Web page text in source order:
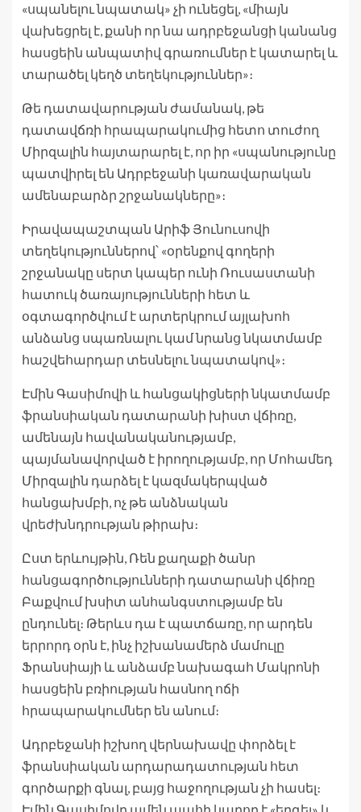
«սպանելու նպատակ» չի ունեցել, «միայն
վախեցրել է, քանի որ նա ադրբեջանցի կանանց
հասցեին անպատիվ գրառումներ է կատարել և
տարածել կեղծ տեղեկություններ»։
Թե դատավարության ժամանակ, թե
դատավճռի հրապարակումից հետո տուժող
Միրզալին հայտարարել է, որ իր «սպանությունը
պատվիրել են Ադրբեջանի կառավարական
ամենաբարձր շրջանակները»։
Իրավապաշտպան Արիֆ Յունուսովի
տեղեկություններով՝ «օրենքով գողերի
շրջանակը սերտ կապեր ունի Ռուսաստանի
հատուկ ծառայությունների հետ և
օգտագործվում է արտերկրում այլախոհ
անձանց սպառնալու կամ նրանց նկատմամբ
հաշվեհարդար տեսնելու նպատակով»։
Էմին Գասիմովի և հանցակիցների նկատմամբ
ֆրանսիական դատարանի խիստ վճիռը,
ամենայն հավանականությամբ,
պայմանավորված է իրողությամբ, որ Մոհամեդ
Միրզալին դարձել է կազմակերպված
հանցախմբի, ոչ թե անձնական
վրեժխնդրության թիրախ։
Ըստ երևույթին, Ռեն քաղաքի ծանր
հանցագործությունների դատարանի վճիռը
Բաքվում խսիտ անհանգստությամբ են
ընդունել։ Թերևս դա է պատճառը, որ արդեն
երրորդ օրն է, ինչ իշխանամերձ մամուլը
Ֆրանսիայի և անձամբ նախագահ Մակրոնի
հասցեին բռիության հասնող ոճի
հրապարակումներ են անում։
Ադրբեջանի իշխող վերնախավը փորձել է
ֆրանսիական արդարադատության հետ
գործարքի գնալ, բայց հաջողության չի հասել։